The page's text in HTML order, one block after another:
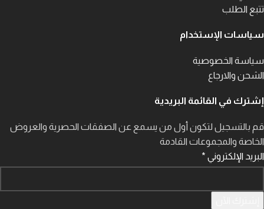
تتبع الطلب
سياسات الإستخدام
سياسة الخصوصية
الشحن والارجاع
إشترك في القائمة البريدية
قم بالتسجيل لتكون أول من يسمع عن الصفقات الحصرية والعروض
الخاصة والمجموعات القادمة
البريد الإلكتروني *